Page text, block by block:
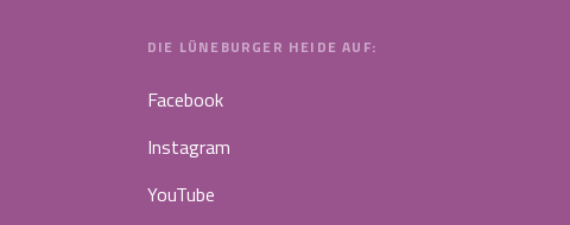
DIE LÜNEBURGER HEIDE AUF:
Facebook
Instagram
YouTube